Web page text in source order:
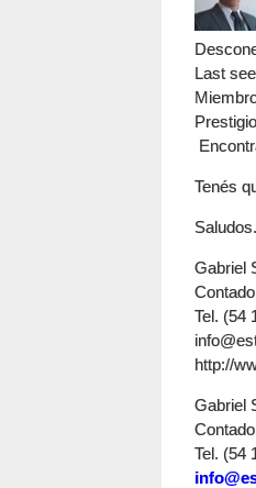
Last
Prestigio
Tenés
Saludos.
Gabriel
Tel. (54
http://
Gabriel
Tel. (54